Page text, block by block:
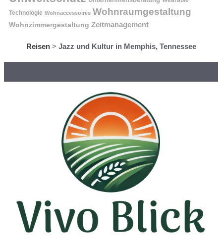
Technologie Wohnaccessoires Wohnraumgestaltung
Wohnzimmergestaltung Zeitmanagement
Reisen> Jazz und Kultur in Memphis, Tennessee